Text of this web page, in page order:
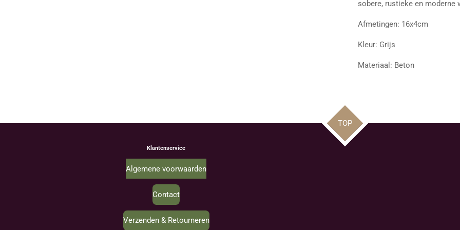
sobere, rustieke en moderne
Afmetingen: 16x4cm
Kleur: Grijs
Materiaal: Beton
TOP
Klantenservice
Algemene voorwaarden
Contact
Verzenden & Retourneren